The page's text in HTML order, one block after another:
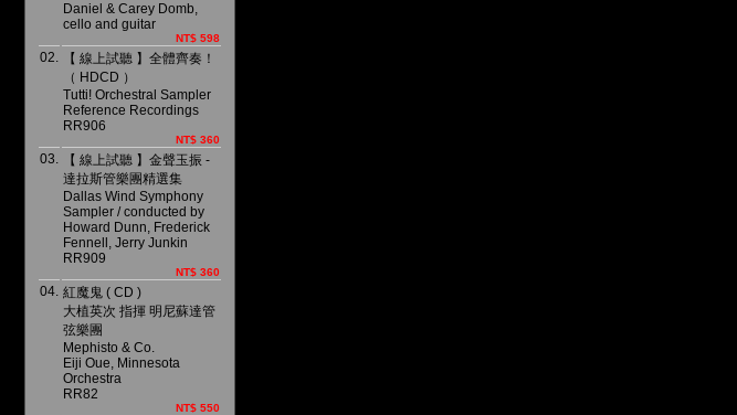
Daniel & Carey Domb,
cello and guitar
NT$ 598
02.
【 線上試聽 】全體齊奏！
（ HDCD ）
Tutti! Orchestral Sampler
Reference Recordings
RR906
NT$ 360
03.
【 線上試聽 】金聲玉振 -
達拉斯管樂團精選集
Dallas Wind Symphony
Sampler / conducted by
Howard Dunn, Frederick
Fennell, Jerry Junkin
RR909
NT$ 360
04. 紅魔鬼 ( CD )
大植英次 指揮 明尼蘇達管
弦樂團
Mephisto & Co.
Eiji Oue, Minnesota
Orchestra
RR82
NT$ 550